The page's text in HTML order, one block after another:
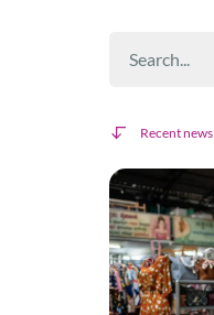
Recent news